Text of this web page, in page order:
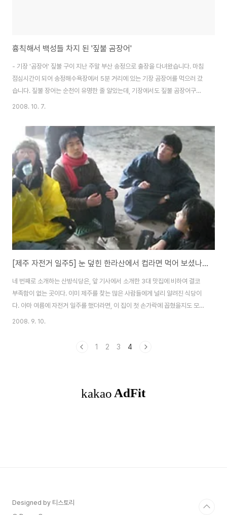
흉칙해서 백성들 차지 된 '짚불 곰장어'
- 기장 '곰장어' 짚불 구이 지난 주말 부산 송정으로 출장을 다녀왔습니다. 마침
점심시간이 되어 송정해수욕장에서 5분 거리에 있는 기장 곰장어를 먹으러 갔
습니다. 짚불 장어는 순천이 유명한 줄 알았는데, 기장에서도 짚불 곰장어구이
가 유명하다고 하더군요. 송정에서 기장으로 향하는 길 양쪽으로 '원조'라고 쓴
지나가다가 가장 주차가 많이되어 있는 집을 골라들어갔습니다. 손님이 많은
집이라 그런지, 손님 숫자에 맞춰서 자리를 정해주더군요. 그냥 마음에 드는 자
리를 골라 앉으면 일행이 모두 몇 명인지 물어보고, 자리를 옮겨달라고도 하더
군요. 점심시간이 약간 지났는데도 빈자리가 별로 없었습니다. 요즘 맛집이라
고 광고하는데 치고 TV ..
2008. 10. 7.
[제주 자전거 일주5] 눈 덮힌 한라산에서 컵라면 먹어 보셨나요?
네 번째로 소개하는 산방식당은, 앞 기사에서 소개한 3대 맛집에 비하여 결코
부족함이 없는 곳이다. 이미 제주를 찾는 많은 사람들에게 널리 알려진 식당이
다. 아마 여름에 자전거 일주를 했더라면, 이 집이 첫 손가락에 꼽혔을지도 모른
다. 이어서 소개하는 음식은 이른바 맛집에서 먹은 음식은 아니다. 여행을 하며
2008. 9. 10.
1 2 3 4
Designed by 티스토리